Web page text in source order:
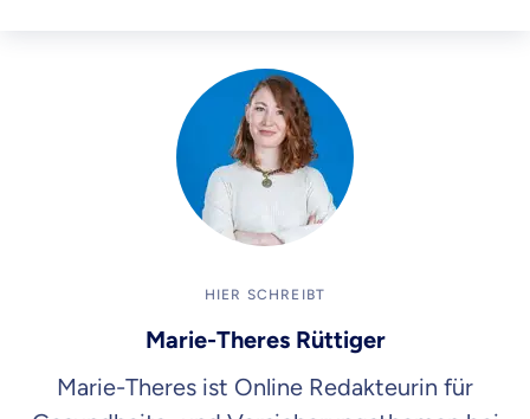
HIER SCHREIBT
Marie-Theres Rüttiger
Marie-Theres ist Online Redakteurin für